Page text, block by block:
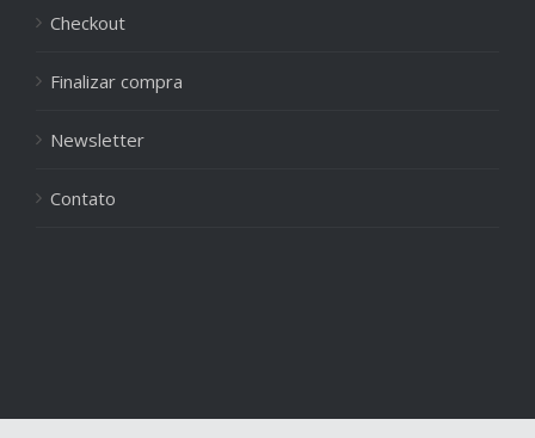
Checkout
Finalizar compra
Newsletter
Contato